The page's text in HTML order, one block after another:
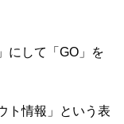
にして「GO」を
ト情報」という表